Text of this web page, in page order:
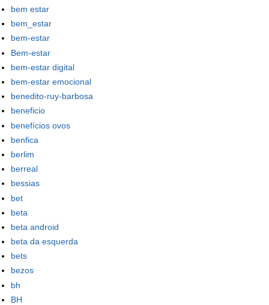
bem estar
bem_estar
bem-estar
Bem-estar
bem-estar digital
bem-estar emocional
benedito-ruy-barbosa
beneficio
benefícios ovos
benfica
berlim
berreal
bessias
bet
beta
beta android
beta da esquerda
bets
bezos
bh
BH